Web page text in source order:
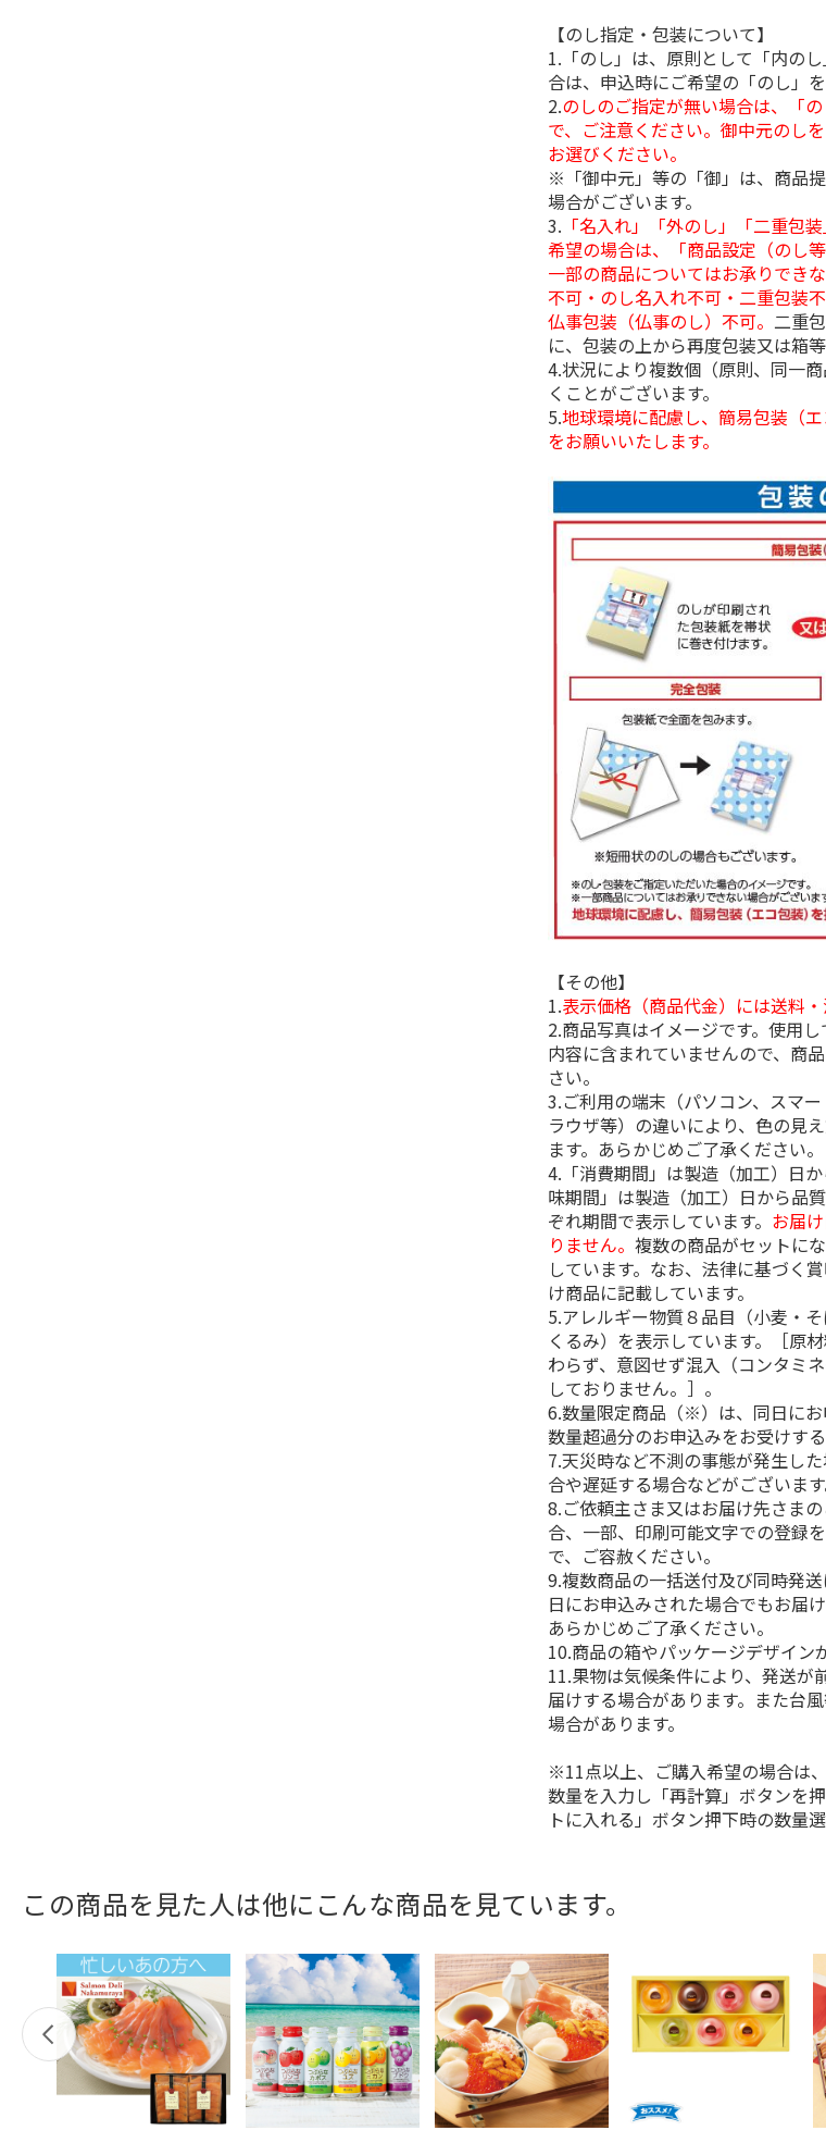
【のし指定・包装について】
1.「のし」は、原則として「内の
合は、申込時にご希望の「のし」を
2.のしのご指定が無い場合は、「
で、ご注意ください。御中元のし
お選びください。
※「御中元」等の「御」は、商品
場合がございます。
3. 「名入れ」「外のし」「二重包
希望の場合は、「商品設定（のし
一部の商品についてはお承りでき
不可・のし名入れ不可・二重包装
仏事包装（仏事のし）不可。 二重
に、包装の上から再度包装又は箱
4.状況により複数個（原則、同一
くことがございます。
5.地球環境に配慮し、簡易包装（
をお願いいたします。
【その他】
1.表示価格（商品代金）には送料・
2.商品写真はイメージです。使用
内容に含まれていませんので、商
さい。
3.ご利用の端末（パソコン、スマ
ラウザ等）の違いにより、色の見
ます。あらかじめご了承ください。
4.「消費期間」は製造（加工）日
味期間」は製造（加工）日から品
ぞれ期間で表示しています。 お届
りません。複数の商品がセットに
しています。なお、法律に基づく
け商品に記載しています。
5.アレルギー物質８品目（小麦・
くるみ）を表示しています。［原
わらず、意図せず混入（コンタミ
しておりません。］。
6.数量限定商品（※）は、同日に
数量超過分のお申込みをお受けする
7.天災時など不測の事態が発生し
合や遅延する場合などがございます
8.ご依頼主さま又はお届け先さま
合、一部、印刷可能文字での登録
で、ご容赦ください。
9.複数商品の一括送付及び同時発
日にお申込みされた場合でもお届
あらかじめご了承ください。
10.商品の箱やパッケージデザイン
11.果物は気候条件により、発送が
届けする場合があります。また台
場合があります。
※11点以上、ご購入希望の場合は
数量を入力し「再計算」ボタンを
トに入れる」ボタン押下時の数量
この商品を見た人は他にこんな商品を見ています。